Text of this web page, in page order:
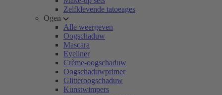
Zelfklevende tatoeages
Ogen
Alle weergeven
Oogschaduw
Mascara
Eyeliner
Crème-oogschaduw
Oogschaduwprimer
Glitteroogschaduw
Kunstwimpers